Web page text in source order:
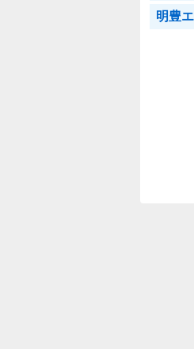
明豊